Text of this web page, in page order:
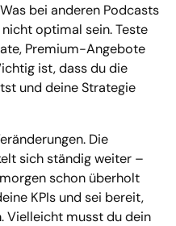
bei anderen Podcasts
optimal sein. Teste
Premium-Angebote
ist, dass du die
und deine Strategie
Die
sich ständig weiter –
schon überholt
KPIs und sei bereit,
Vielleicht musst du dein